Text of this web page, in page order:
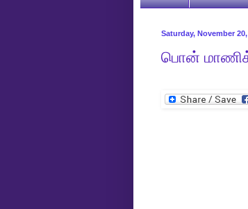
Saturday, November 20,
பொன்